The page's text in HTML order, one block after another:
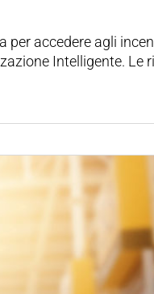
accedere agli
Intelligente. Le